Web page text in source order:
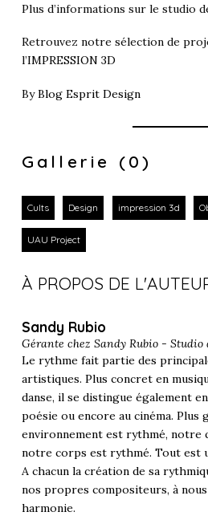
Plus d’informations sur le studio
Retrouvez notre sélection de
l’IMPRESSION 3D
ByBlog Esprit Design
Gallerie (0)
Cults Design impression 3d
UAU Project
À PROPOS DE
Sandy Rubio
Gérante chez Sandy Rubio - Studio
Le rythme fait partie des
artistiques. Plus concret en
danse, il se distingue également
poésie ou encore au cinéma. Plus
environnement est rythmé, notre
notre corps est rythmé. Tout est
A chacun la création de sa
nos propres compositeurs, à
harmonie.